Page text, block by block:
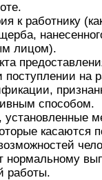
к работнику
лицом).
поступлении на
способом.
установленные
касаются
нормальному
работы.